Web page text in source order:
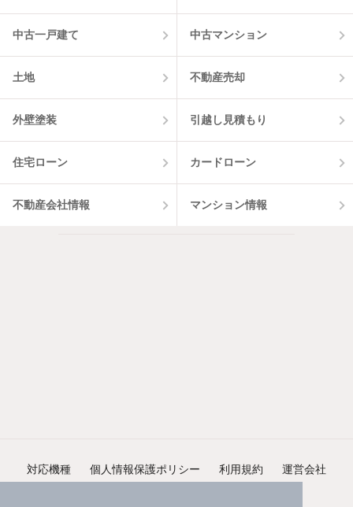
中古一戸建て 中古マンション
土地 不動産売却
外壁塗装 引越し見積もり
住宅ローン カードローン
不動産会社情報 マンション情報
対応機種 個人情報保護ポリシー 利用規約 運営会社